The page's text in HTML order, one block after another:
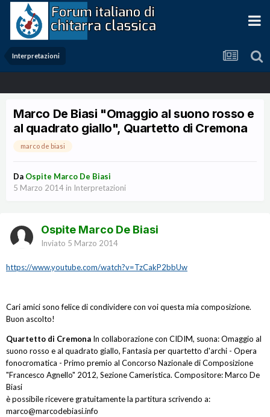
Interpretazioni
Marco De Biasi "Omaggio al suono rosso e
al quadrato giallo", Quartetto di Cremona
marco de biasi
Da Ospite Marco De Biasi
5 Marzo 2014 in Interpretazioni
Ospite Marco De Biasi
Inviato 5 Marzo 2014
https://www.youtube.com/watch?v=TzCakP2bbUw
Cari amici sono felice di condividere con voi questa mia composizione.
Buon ascolto!
Quartetto di Cremona In collaborazione con CIDIM, suona: Omaggio al
suono rosso e al quadrato giallo, Fantasia per quartetto d'archi - Opera
fonocromatica - Primo premio al Concorso Nazionale di Composizione
"Francesco Agnello" 2012, Sezione Cameristica. Compositore: Marco De
Biasi
è possibile ricevere gratuitamente la partitura scrivendo a:
marco@marcodebiasi.info